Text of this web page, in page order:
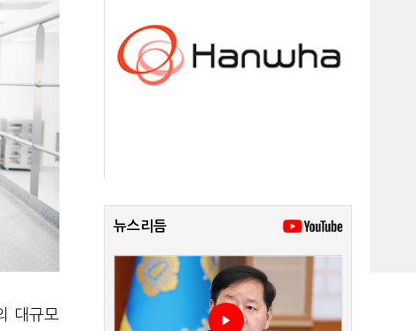
대규모
뉴스리듬